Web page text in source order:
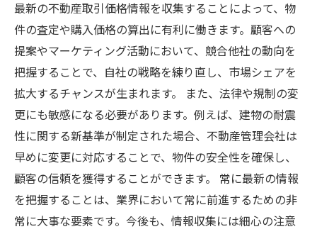
最新の不動産取引価格情報を収集することによって、物
件の査定や購入価格の算出に有利に働きます。顧客への
提案やマーケティング活動において、競合他社の動向を
把握することで、自社の戦略を練り直し、市場シェアを
拡大するチャンスが生まれます。 また、法律や規制の変
更にも敏感になる必要があります。例えば、建物の耐震
性に関する新基準が制定された場合、不動産管理会社は
早めに変更に対応することで、物件の安全性を確保し、
顧客の信頼を獲得することができます。 常に最新の情報
を把握することは、業界において常に前進するための非
常に大事な要素です。今後も、情報収集には細心の注意